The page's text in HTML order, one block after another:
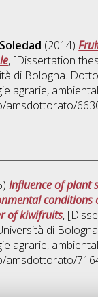
(2014)
, [Dissertation
di Bologna.
agrarie,
amsdottorato/
Influence of plant
conditions
of kiwifruits,
di
agrarie,
amsdottorato/